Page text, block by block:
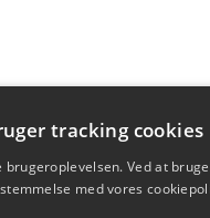
tracking cookies
Ved at
med vores